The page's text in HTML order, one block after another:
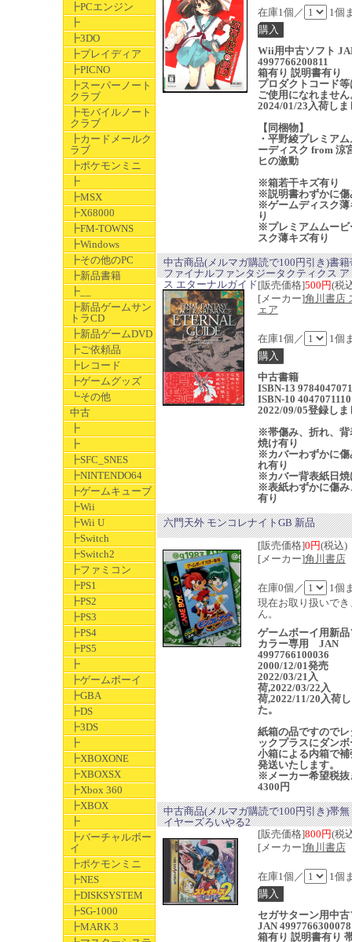
┣PCエンジン
┣
┣3DO
┣プレイディア
┣PICNO
┣スーパーノート
クラブ
┣モバイルノート
クラブ
┣カードメールク
ラブ
┣ポケモンミニ
┣
┣MSX
┣X68000
┣FM-TOWNS
┣Windows
┣その他のPC
┣新品書籍
┣__
┣新品ゲームサン
トラCD
┣新品ゲームDVD
┣ご依頼品
┣レコード
┣ゲームグッズ
┗その他
中古
┣
┣
┣SFC_SNES
┣NINTENDO64
┣ゲームキューブ
┣Wii
┣Wii U
┣Switch
┣Switch2
┣ファミコン
┣PS1
┣PS2
┣PS3
┣PS4
┣PS5
┣
┣ゲームボーイ
┣GBA
┣DS
┣3DS
┣
┣XBOXONE
┣XBOXSX
┣Xbox 360
┣XBOX
┣
┣バーチャルボー
イ
┣ポケモンミニ
┣NES
┣DISKSYSTEM
┣SG-1000
┣MARK 3
在庫1個／ 1個
Wii用中古ソフト
4997766200811
箱有り 説明書有り
プロダクトコード
ご使用になれません
2024/01/23入荷しま
【同梱物】
・平野綾プレミア
ーディスク from 涼
ヒの激動
※箱若干キズ有り
※説明書わずかに傷
※ゲームディスク薄
り
※プレミアムムービ
スク薄キズ有り
中古商品(メルマガ購読で100円引き)書籍
ファイナルファンタジータクティクス
ス エターナルガイド[販売価格]500円(税
[メーカー]角川書店
ェア
在庫1個／ 1個
中古書籍
ISBN-13
ISBN-10 4047071110
2022/09/05登録しま
※帯傷み、折れ、背
焼け有り
※カバーわずかに傷
れ有り
※カバー背表紙日焼
※表紙わずかに傷み
有り
六門天外 モンコレナイトGB 新品
[販売価格]0円(税込)
[メーカー]角川書店
在庫0個／
1個
現在お取り扱いでき
ん。
ゲームボーイ用新品
カラー専用 JAN
4997766100036
2000/12/01発売
2022/03/21入
荷,2022/03/22入
荷,2022/11/20入荷
た。
紙箱の品ですのでレ
ックプラスにダン
小箱による内箱で補
発送いたします。
※メーカー希望税抜
4300円
中古商品(メルマガ購読で100円引き)帯無
イヤーズろいやる2
[販売価格]800円(税
[メーカー]角川書店
在庫1個／ 1個
セガサターン用中
JAN 4997766300078
箱有り 説明書有り